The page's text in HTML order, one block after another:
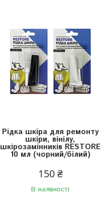
Рідка шкіра для ремонту
шкіри, вінілу,
шкірозамінників RESTORE
10 мл (чорний/білий)
150 ₴
В наявності